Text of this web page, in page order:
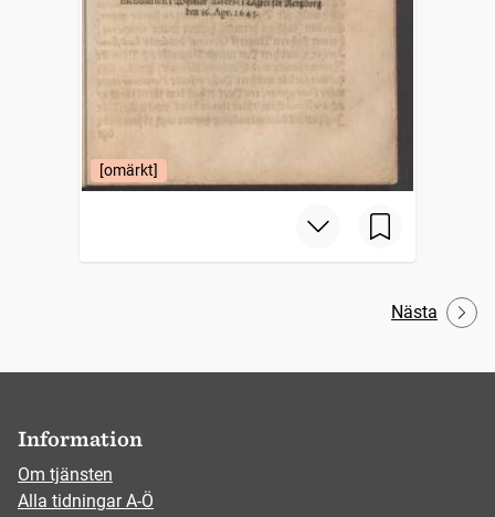
[omärkt]
Nästa
Information
Om tjänsten
Alla tidningar A-Ö